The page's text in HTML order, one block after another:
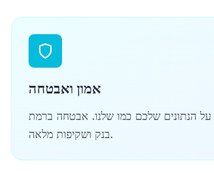
אמון ואבטחה
על הנתונים שלכם כמו שלנו. אבטחה ברמת
בנק ושקיפות מלאה.